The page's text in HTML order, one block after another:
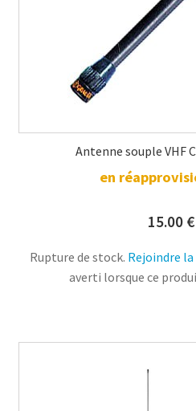
Antenne souple VHF
en
15.00 €
Rupture de stock. Rejoindre
averti lorsque ce